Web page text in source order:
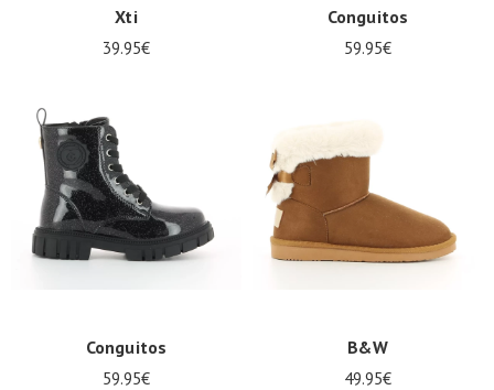
Xti
39.95€
Conguitos
59.95€
Conguitos
59.95€
B&W
49.95€